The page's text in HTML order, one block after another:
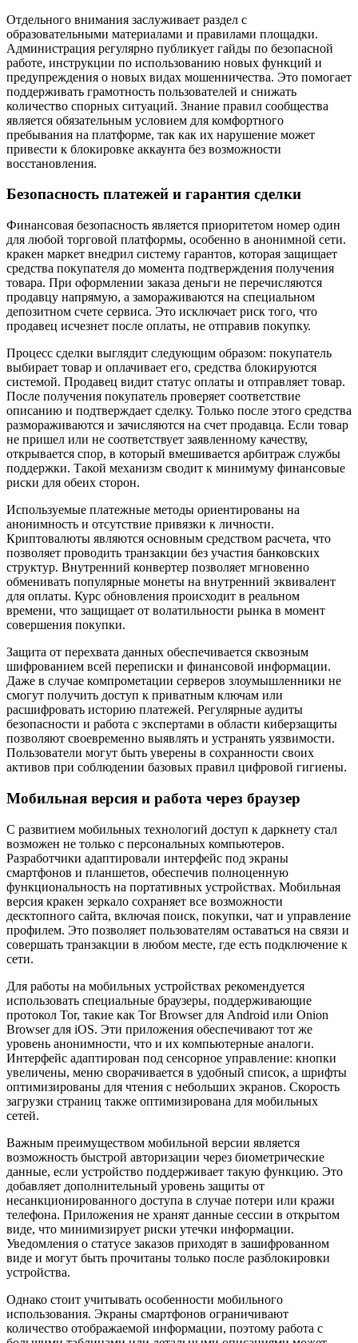
Отдельного внимания заслуживает раздел с
образовательными материалами и правилами площадки.
Администрация регулярно публикует гайды по безопасной
работе, инструкции по использованию новых функций и
предупреждения о новых видах мошенничества. Это помогает
поддерживать грамотность пользователей и снижать
количество спорных ситуаций. Знание правил сообщества
является обязательным условием для комфортного
пребывания на платформе, так как их нарушение может
привести к блокировке аккаунта без возможности
восстановления.
Безопасность платежей и гарантия сделки
Финансовая безопасность является приоритетом номер один
для любой торговой платформы, особенно в анонимной сети.
кракен маркет внедрил систему гарантов, которая защищает
средства покупателя до момента подтверждения получения
товара. При оформлении заказа деньги не перечисляются
продавцу напрямую, а замораживаются на специальном
депозитном счете сервиса. Это исключает риск того, что
продавец исчезнет после оплаты, не отправив покупку.
Процесс сделки выглядит следующим образом: покупатель
выбирает товар и оплачивает его, средства блокируются
системой. Продавец видит статус оплаты и отправляет товар.
После получения покупатель проверяет соответствие
описанию и подтверждает сделку. Только после этого средства
размораживаются и зачисляются на счет продавца. Если товар
не пришел или не соответствует заявленному качеству,
открывается спор, в который вмешивается арбитраж службы
поддержки. Такой механизм сводит к минимуму финансовые
риски для обеих сторон.
Используемые платежные методы ориентированы на
анонимность и отсутствие привязки к личности.
Криптовалюты являются основным средством расчета, что
позволяет проводить транзакции без участия банковских
структур. Внутренний конвертер позволяет мгновенно
обменивать популярные монеты на внутренний эквивалент
для оплаты. Курс обновления происходит в реальном
времени, что защищает от волатильности рынка в момент
совершения покупки.
Защита от перехвата данных обеспечивается сквозным
шифрованием всей переписки и финансовой информации.
Даже в случае компрометации серверов злоумышленники не
смогут получить доступ к приватным ключам или
расшифровать историю платежей. Регулярные аудиты
безопасности и работа с экспертами в области киберзащиты
позволяют своевременно выявлять и устранять уязвимости.
Пользователи могут быть уверены в сохранности своих
активов при соблюдении базовых правил цифровой гигиены.
Мобильная версия и работа через браузер
С развитием мобильных технологий доступ к даркнету стал
возможен не только с персональных компьютеров.
Разработчики адаптировали интерфейс под экраны
смартфонов и планшетов, обеспечив полноценную
функциональность на портативных устройствах. Мобильная
версия кракен зеркало сохраняет все возможности
десктопного сайта, включая поиск, покупки, чат и управление
профилем. Это позволяет пользователям оставаться на связи и
совершать транзакции в любом месте, где есть подключение к
сети.
Для работы на мобильных устройствах рекомендуется
использовать специальные браузеры, поддерживающие
протокол Tor, такие как Tor Browser для Android или Onion
Browser для iOS. Эти приложения обеспечивают тот же
уровень анонимности, что и их компьютерные аналоги.
Интерфейс адаптирован под сенсорное управление: кнопки
увеличены, меню сворачивается в удобный список, а шрифты
оптимизированы для чтения с небольших экранов. Скорость
загрузки страниц также оптимизирована для мобильных
сетей.
Важным преимуществом мобильной версии является
возможность быстрой авторизации через биометрические
данные, если устройство поддерживает такую функцию. Это
добавляет дополнительный уровень защиты от
несанкционированного доступа в случае потери или кражи
телефона. Приложения не хранят данные сессии в открытом
виде, что минимизирует риски утечки информации.
Уведомления о статусе заказов приходят в зашифрованном
виде и могут быть прочитаны только после разблокировки
устройства.
Однако стоит учитывать особенности мобильного
использования. Экраны смартфонов ограничивают
количество отображаемой информации, поэтому работа с